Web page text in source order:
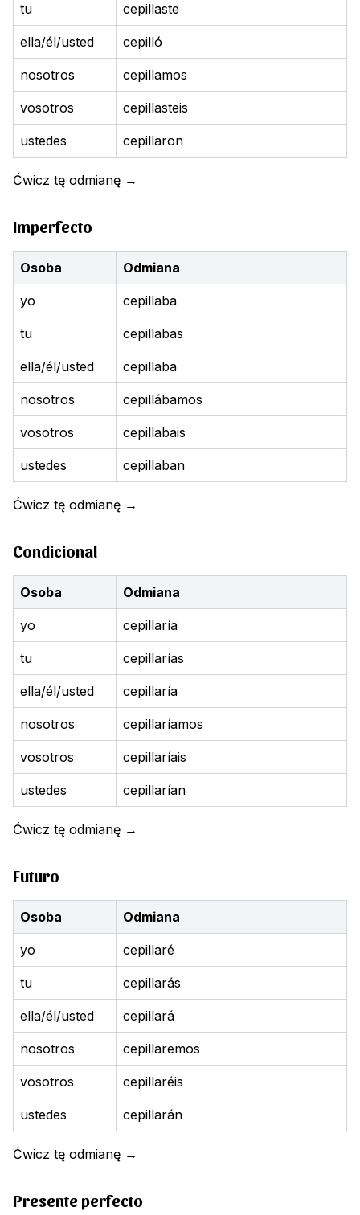
tu cepillaste
ella/él/usted cepilló
nosotros cepillamos
vosotros cepillasteis
ustedes cepillaron
Ćwicz tę odmianę →
Imperfecto
Osoba Odmiana
yo cepillaba
tu cepillabas
ella/él/usted cepillaba
nosotros cepillábamos
vosotros cepillabais
ustedes cepillaban
Ćwicz tę odmianę →
Condicional
Osoba Odmiana
yo cepillaría
tu cepillarías
ella/él/usted cepillaría
nosotros cepillaríamos
vosotros cepillaríais
ustedes cepillarían
Ćwicz tę odmianę →
Futuro
Osoba Odmiana
yo cepillaré
tu cepillarás
ella/él/usted cepillará
nosotros cepillaremos
vosotros cepillaréis
ustedes cepillarán
Ćwicz tę odmianę →
Presente perfecto